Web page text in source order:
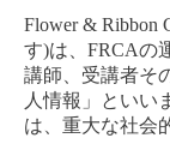
Flower & Ribbon
す)は、 FRCAの
講師、受講者そ
人情報」といい
は、重大な社会